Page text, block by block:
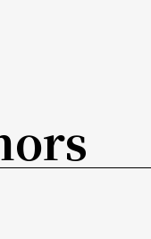
作包括了《五度的
九六八年自組的菲
出其他樂團不願意